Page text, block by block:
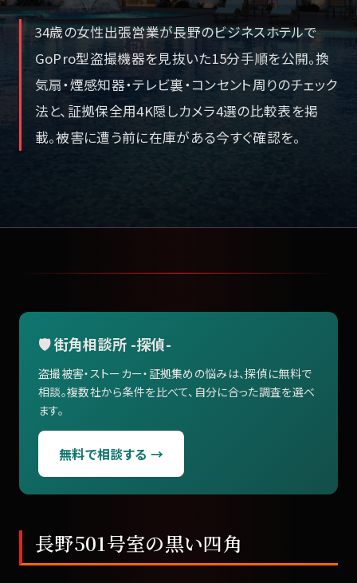
34歳の女性出張営業が長野のビジネスホテルで
GoPro型盗撮機器を見抜いた15分手順を公開。換
気扇・煙感知器・テレビ裏・コンセント周りのチェック
法と、証拠保全用4K隠しカメラ4選の比較表を掲
載。被害に遭う前に在庫がある今すぐ確認を。
🛡️ 街角相談所 -探偵-
盗撮被害・ストーカー・証拠集めの悩みは、探偵に無料で
相談。複数社から条件を比べて、自分に合った調査を選べ
ます。
無料で相談する →
長野501号室の黒い四角